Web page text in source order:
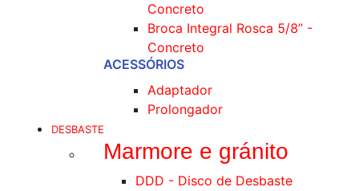
Concreto
Broca Integral Rosca 5/8’’ -
Concreto
ACESSÓRIOS
Adaptador
Prolongador
DESBASTE
Marmore e gránito
DDD - Disco de Desbaste